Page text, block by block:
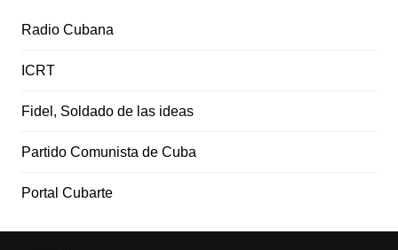
Radio Cubana
ICRT
Fidel, Soldado de las ideas
Partido Comunista de Cuba
Portal Cubarte